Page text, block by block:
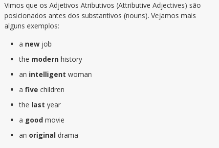
Vimos que os Adjetivos Atributivos (Attributive Adjectives) são
posicionados antes dos substantivos (nouns). Vejamos mais
alguns exemplos:
a newjob
the modernhistory
an intelligent woman
a five children
the last year
a goodmovie
an originaldrama